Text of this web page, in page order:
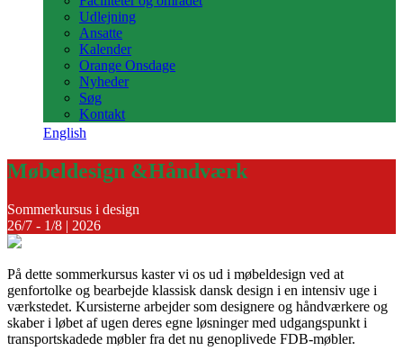
Udlejning
Ansatte
Kalender
Orange Onsdage
Nyheder
Søg
Kontakt
English
Møbeldesign &Håndværk
Sommerkursus i design
26/7 - 1/8 | 2026
På dette sommerkursus kaster vi os ud i møbeldesign ved at
genfortolke og bearbejde klassisk dansk design i en intensiv uge i
værkstedet. Kursisterne arbejder som designere og håndværkere og
skaber i løbet af ugen deres egne løsninger med udgangspunkt i
transportskadede møbler fra det nu genoplivede FDB-møbler.